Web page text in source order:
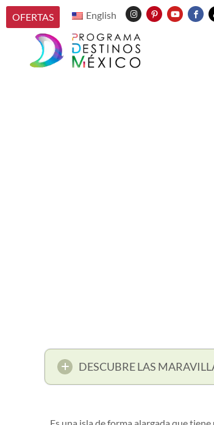
OFERTAS English
DESCUBRE LAS